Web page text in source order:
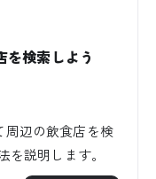
検索しよう
周辺の飲食店を検
説明します。